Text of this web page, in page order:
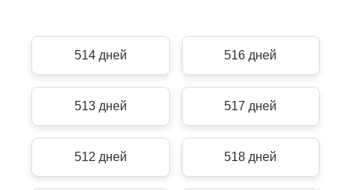
514 дней 516 дней
513 дней 517 дней
512 дней 518 дней